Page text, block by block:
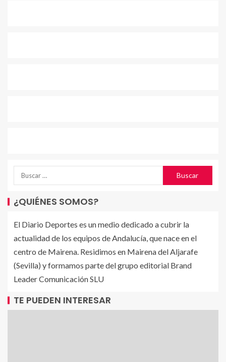
¿QUIÉNES SOMOS?
El Diario Deportes es un medio dedicado a cubrir la
actualidad de los equipos de Andalucía, que nace en el
centro de Mairena. Residimos en Mairena del Aljarafe
(Sevilla) y formamos parte del grupo editorial Brand
Leader Comunicación SLU
TE PUEDEN INTERESAR